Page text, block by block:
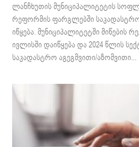
ლანჩხუთის მუნიციპალიტეტის
რეფორმის ფარგლებში საკადასტრო
იწყება. მუნიციპალიტეტში მიწების
ივლისში დაიწყება და 2024 წლის
საკადასტრო აგეგმვითი/აზომვითი...